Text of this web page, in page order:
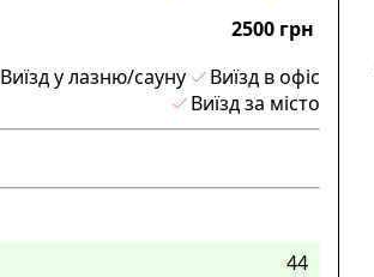
2500 грн
Виїзд у лазню/сауну
Виїзд в офіс
Виїзд за місто
44